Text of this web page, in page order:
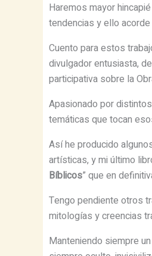
Haremos mayor
tendencias y ello
Cuento para estos
divulgador entusiasta,
participativa sobre la
Apasionado por
temáticas que tocan
Así he producido
artísticas, y mi último
Bíblicos” que en
Tengo pendiente otros
mitologías y creencias
Manteniendo siempre